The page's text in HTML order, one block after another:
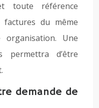
toute référence
factures du même
Une
permettra d’être
demande de